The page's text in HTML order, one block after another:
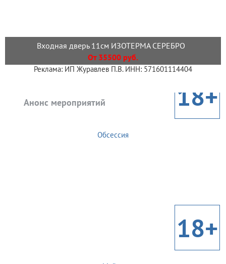
Входная дверь 11см ИЗОТЕРМА СЕРЕБРО
От 35500 руб.
Реклама: ИП Журавлев П.В. ИНН: 571601114404
Анонс мероприятий 18+
Обсессия
18+